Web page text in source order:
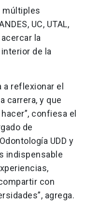
múltiples
UC, UTAL,
la
de la
reflexionar el
carrera, y que
confiesa el
de
UDD y
indispensable
con
agrega.